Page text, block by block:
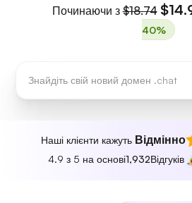
Починаючи з$18.74
40%
Наші клієнти кажуть Відмінно
4.9 з 5 на основі1,932Відгуків